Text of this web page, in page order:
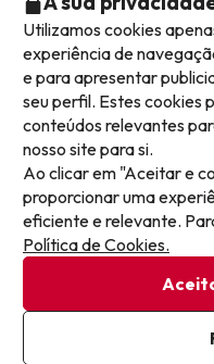
Os nossos websites de
Apoio durante a estadia
Hotéis em Canárias
Hotéis em Costa de la Luz
Hotéis em Costa de
Hotéis com tudo incluído
Hotéis em meia pensão
Hotéis para famílias
Hotéis com Parque
Reserve as suas
Como reservar em
Faqs
Atenção ao cliente
Aceitamos
Proteção de dados
Utilizamos cookies
experiência de
e para apresentar
seu perfil. Estes cookies
conteúdos relevantes
nosso site para si.
Ao clicar em "Aceitar e
proporcionar uma
eficiente e relevante.
Política de Cookies.